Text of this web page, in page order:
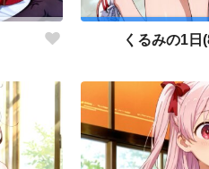
くるみの1日